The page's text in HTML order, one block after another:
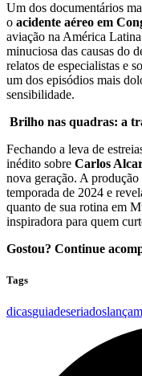
Um dos documentários
o acidente aéreo em
aviação na América
minuciosa das causas do
relatos de especialistas e
um dos episódios mais
sensibilidade.
Brilho nas quadras: a
Fechando a leva de
inédito sobre Carlos
nova geração. A
temporada de 2024 e
quanto de sua rotina em
inspiradora para quem
Gostou? Continue
Tags
dicasguiadeseriados